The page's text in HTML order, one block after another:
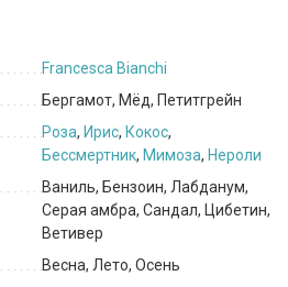
Francesca Bianchi
Бергамот, Мёд, Петитгрейн
Роза, Ирис, Кокос,
Бессмертник, Мимоза, Нероли
Ваниль, Бензоин, Лабданум,
Серая амбра, Сандал, Цибетин,
Ветивер
Весна, Лето, Осень